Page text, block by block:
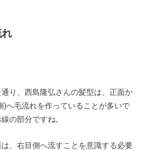
り、西島隆弘さんの髪型は、正面か
)へ毛流れを作っていることが多いで
の部分ですね。
、右目側へ流すことを意識する必要